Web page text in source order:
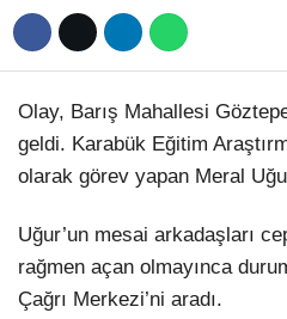
STK
TERCİH ROBOTU
Olay, Barış Mahallesi
geldi. Karabük Eğitim
olarak görev yapan Meral
Uğur’un mesai arkadaşları
rağmen açan olmayınca
Çağrı Merkezi’ni aradı.